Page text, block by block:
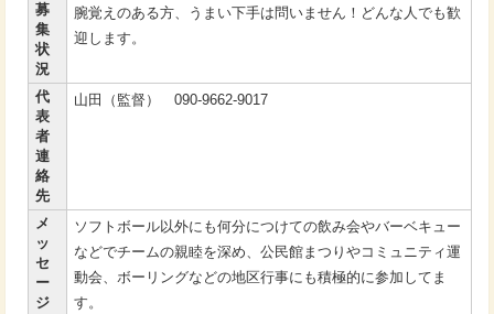
募
集
状
況
腕覚えのある方、うまい下手は問いません！どんな人でも歓
迎します。
代
表
者
連
絡
先
山田（監督） 090-9662-9017
メ
ッ
セ
ー
ジ
ソフトボール以外にも何分につけての飲み会やバーベキュー
などでチームの親睦を深め、公民館まつりやコミュニティ運
動会、ボーリングなどの地区行事にも積極的に参加してま
す。